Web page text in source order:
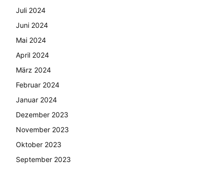
Juli 2024
Juni 2024
Mai 2024
April 2024
März 2024
Februar 2024
Januar 2024
Dezember 2023
November 2023
Oktober 2023
September 2023